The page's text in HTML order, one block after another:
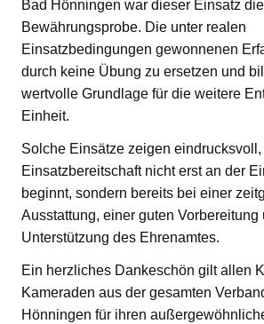
Bad Hönningen war dieser Einsatz
Bewährungsprobe. Die unter realen
Einsatzbedingungen gewonnenen
durch keine Übung zu ersetzen und
wertvolle Grundlage für die weitere
Einheit.
Solche Einsätze zeigen eindrucksvoll,
Einsatzbereitschaft nicht erst an der
beginnt, sondern bereits bei einer
Ausstattung, einer guten Vorbereitung
Unterstützung des Ehrenamtes.
Ein herzliches Dankeschön gilt allen
Kameraden aus der gesamten
Hönningen für ihren